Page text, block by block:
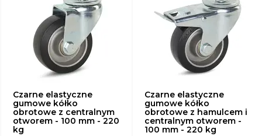
Czarne elastyczne
gumowe kółko
obrotowe z centralnym
otworem - 100 mm - 220
kg
Czarne elastyczne
gumowe kółko
obrotowe z hamulcem i
centralnym otworem -
100 mm - 220 kg